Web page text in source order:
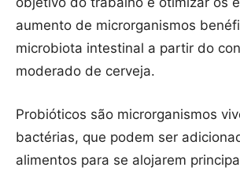
aumento de microrganismos
microbiota intestinal a partir do
moderado de cerveja.
Probióticos são microrganismos
bactérias, que podem ser
alimentos para se alojarem